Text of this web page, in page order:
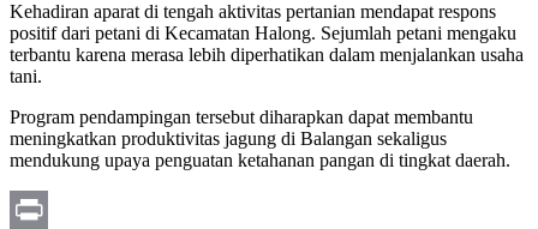
Kehadiran aparat di tengah aktivitas pertanian mendapat respons
positif dari petani di Kecamatan Halong. Sejumlah petani mengaku
terbantu karena merasa lebih diperhatikan dalam menjalankan usaha
tani.
Program pendampingan tersebut diharapkan dapat membantu
meningkatkan produktivitas jagung di Balangan sekaligus
mendukung upaya penguatan ketahanan pangan di tingkat daerah.